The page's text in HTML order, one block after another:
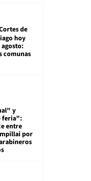
de
hoy
agosto:
comunas
y
feria":
entre
por